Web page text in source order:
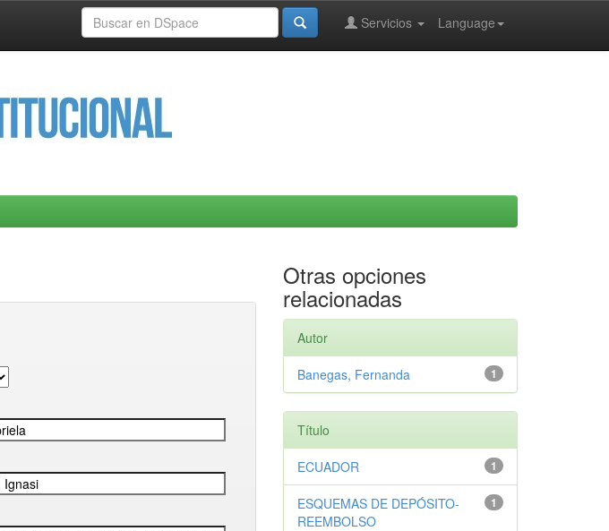
Language
Servicios
Otras opciones
relacionadas
Autor
1
Banegas, Fernanda
Título
1
ECUADOR
1
ESQUEMAS DE DEPÓSITO-
REEMBOLSO